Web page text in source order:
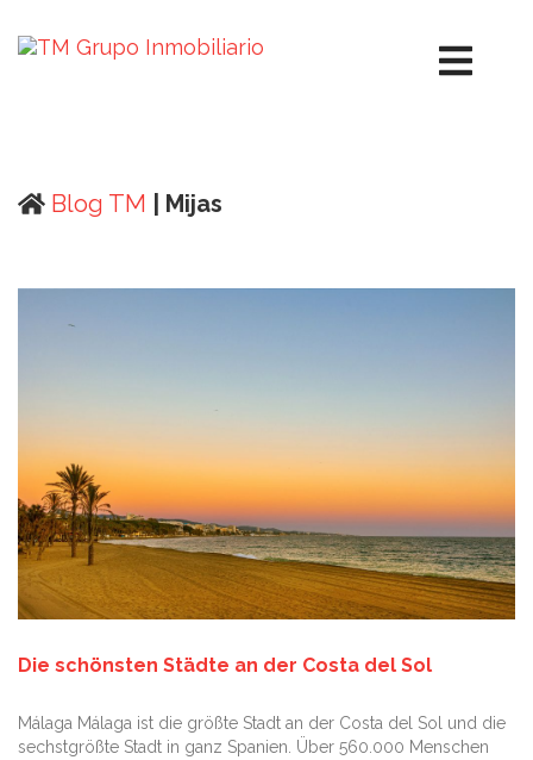
Blog TM | Mijas
Die schönsten Städte an der Costa del Sol
Málaga Málaga ist die größte Stadt an der Costa del Sol und die
sechstgrößte Stadt in ganz Spanien. Über 560.000 Menschen